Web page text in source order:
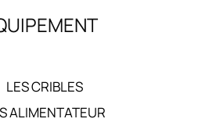
LES CRIBLES
ALIMENTATEUR